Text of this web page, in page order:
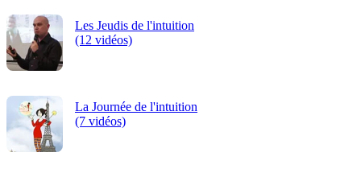
Les Jeudis de l'intuition
(12 vidéos)
La Journée de l'intuition
(7 vidéos)